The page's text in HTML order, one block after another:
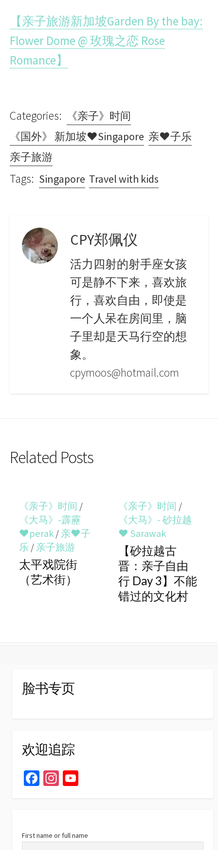
【亲子旅游新加坡Garden By the bay:
Flower Dome @玫瑰之恋 Rose
Romance】
Categories:
《亲子》时间
《国外》 新加坡♥Singapore 亲♥子乐
亲子旅游
Tags: Singapore Travel with kids
CPY郑佩仪
活力四射的射手座女孩
可是静不下来，喜欢旅
行，喜欢自由，即使是
一个人呆在房间里，脑
子里却是天马行空的想
象。
cpymoos@hotmail.com
Related Posts
《亲子》时间 /
《大马》-霹靂
♥perak/亲♥子
乐 /亲子旅游
太平戏院街
（艺术街）
《亲子》时间 /
《大马》- 砂拉越
♥ Sarawak
【砂拉越古
晋：亲子自由
行 Day 3】不能
错过的文化村
脸书专页
欢迎追踪
Fa
o
In
m b
First name or full name